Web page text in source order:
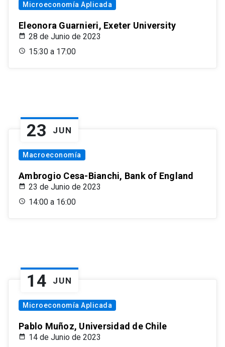
Microeconomía Aplicada
Eleonora Guarnieri, Exeter University
28 de Junio de 2023
15:30 a 17:00
23 JUN
Macroeconomía
Ambrogio Cesa-Bianchi, Bank of England
23 de Junio de 2023
14:00 a 16:00
14 JUN
Microeconomía Aplicada
Pablo Muñoz, Universidad de Chile
14 de Junio de 2023